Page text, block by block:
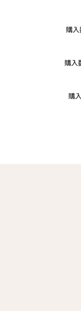
購入
購入
購